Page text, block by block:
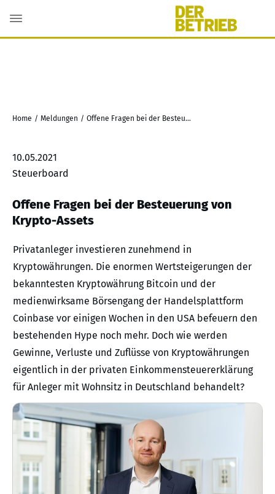
Home / Meldungen / Offene Fragen bei der Besteuerung von Krypto-Assets
10.05.2021
Steuerboard
Offene Fragen bei der Besteuerung von
Krypto-Assets
Privatanleger investieren zunehmend in
Kryptowährungen. Die enormen Wertsteigerungen der
bekanntesten Kryptowährung Bitcoin und der
medienwirksame Börsengang der Handelsplattform
Coinbase vor einigen Wochen in den USA befeuern den
bestehenden Hype noch mehr. Doch wie werden
Gewinne, Verluste und Zuflüsse von Kryptowährungen
eigentlich in der privaten Einkommensteuererklärung
für Anleger mit Wohnsitz in Deutschland behandelt?